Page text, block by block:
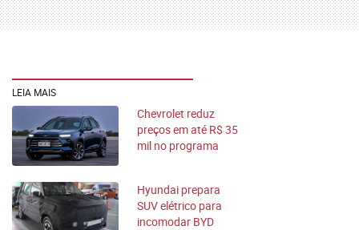
LEIA MAIS
Chevrolet reduz
preços em até R$ 35
mil no programa
Hyundai prepara
SUV elétrico para
incomodar BYD